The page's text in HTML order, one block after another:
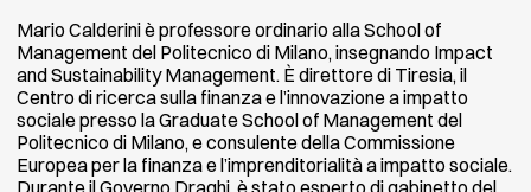
Mario Calderini è professore ordinario alla School of
Management del Politecnico di Milano, insegnando Impact
and Sustainability Management. È direttore di Tiresia, il
Centro di ricerca sulla finanza e l’innovazione a impatto
sociale presso la Graduate School of Management del
Politecnico di Milano, e consulente della Commissione
Europea per la finanza e l’imprenditorialità a impatto sociale.